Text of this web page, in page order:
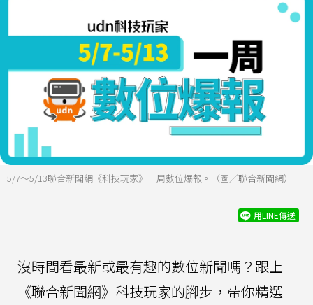
5/7～5/13聯合新聞網《科技玩家》一周數位爆報。（圖／聯合新聞網）
用LINE傳送
沒時間看最新或最有趣的數位新聞嗎？跟上
《聯合新聞網》科技玩家的腳步，帶你精選